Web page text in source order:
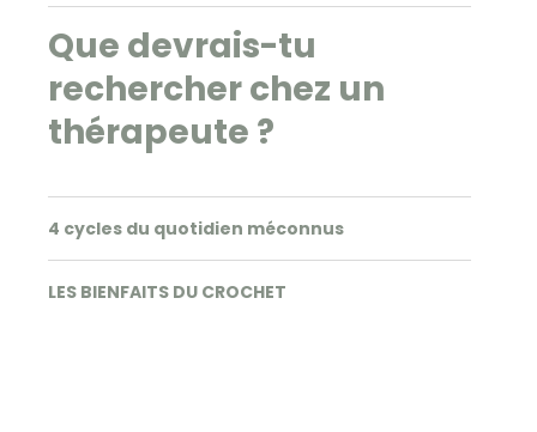
Que devrais-tu
rechercher chez un
thérapeute ?
4 cycles du quotidien méconnus
LES BIENFAITS DU CROCHET